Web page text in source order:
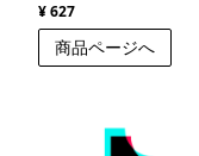
¥ 627
商品ページへ